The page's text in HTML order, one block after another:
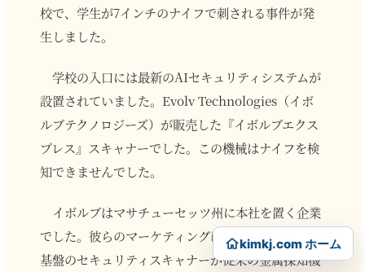
校で、学生が7インチのナイフで刺される事件が発
生しました。
学校の入口には最新のAIセキュリティシステムが
設置されていました。Evolv Technologies（イボ
ルブテクノロジーズ）が販売した『イボルブエクス
プレス』スキャナーでした。この機械はナイフを検
知できませんでした。
イボルブはマサチューセッツ州に本社を置く企業
でした。彼らのマーケティングは野心的でした。AI
基盤のセキュリティスキャナーが従来の金属探知機
kimkj.com ホーム